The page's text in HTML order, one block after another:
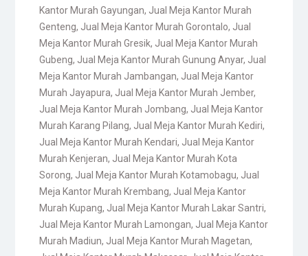
Kantor Murah Gayungan, Jual Meja Kantor Murah
Genteng, Jual Meja Kantor Murah Gorontalo, Jual
Meja Kantor Murah Gresik, Jual Meja Kantor Murah
Gubeng, Jual Meja Kantor Murah Gunung Anyar, Jual
Meja Kantor Murah Jambangan, Jual Meja Kantor
Murah Jayapura, Jual Meja Kantor Murah Jember,
Jual Meja Kantor Murah Jombang, Jual Meja Kantor
Murah Karang Pilang, Jual Meja Kantor Murah Kediri,
Jual Meja Kantor Murah Kendari, Jual Meja Kantor
Murah Kenjeran, Jual Meja Kantor Murah Kota
Sorong, Jual Meja Kantor Murah Kotamobagu, Jual
Meja Kantor Murah Krembang, Jual Meja Kantor
Murah Kupang, Jual Meja Kantor Murah Lakar Santri,
Jual Meja Kantor Murah Lamongan, Jual Meja Kantor
Murah Madiun, Jual Meja Kantor Murah Magetan,